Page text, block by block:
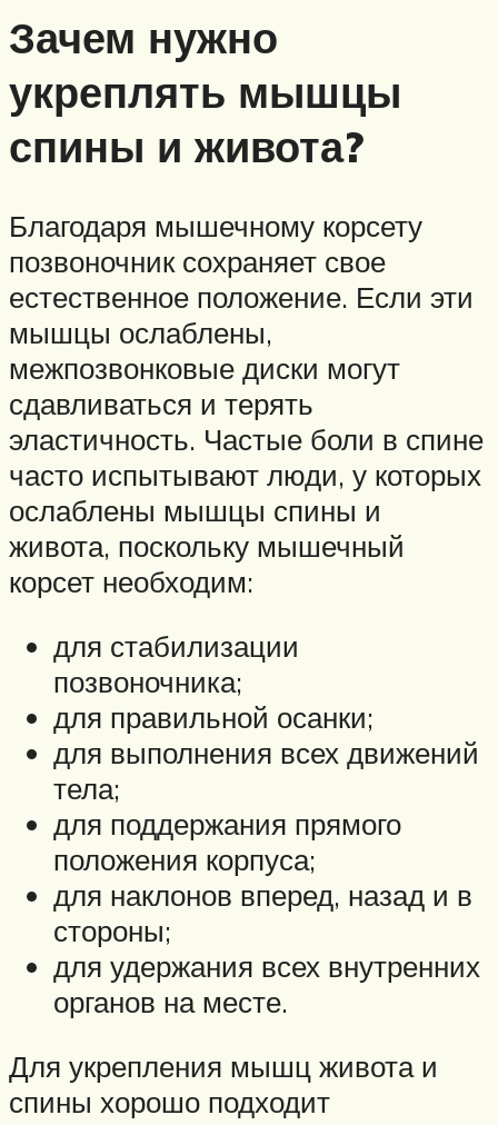
Зачем нужно
укреплять мышцы
спины и живота?
Благодаря мышечному корсету
позвоночник сохраняет свое
естественное положение. Если эти
мышцы ослаблены,
межпозвонковые диски могут
сдавливаться и терять
эластичность. Частые боли в спине
часто испытывают люди, у которых
ослаблены мышцы спины и
живота, поскольку мышечный
корсет необходим:
для стабилизации
позвоночника;
для правильной осанки;
для выполнения всех движений
тела;
для поддержания прямого
положения корпуса;
для наклонов вперед, назад и в
стороны;
для удержания всех внутренних
органов на месте.
Для укрепления мышц живота и
спины хорошо подходит